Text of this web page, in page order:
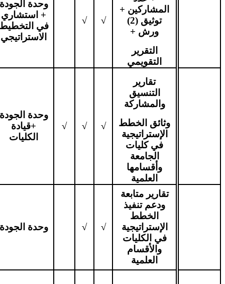
المشاركين +
توثيق (2)
ورش +
التقرير
التقويمي
√
√
وحدة
+ استشاري
في
الاستراتيجي
تقارير
التنسيق
والمشاركة
وثائق الخطط
الإستراتيجية
في كليات
الجامعة
وأقسامها
العلمية
√
√
√
وحدة
+قيادة
الكليات
تقارير متابعة
ودعم تنفيذ
الخطط
الإستراتيجية
في الكليات
والأقسام
العلمية
√
√ وحدة